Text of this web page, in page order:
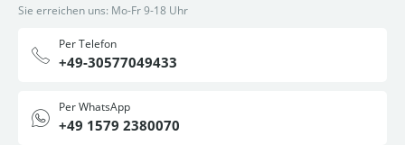
Sie erreichen uns: Mo-Fr 9-18 Uhr
Per Telefon
+49-30577049433
Per WhatsApp
+49 1579 2380070